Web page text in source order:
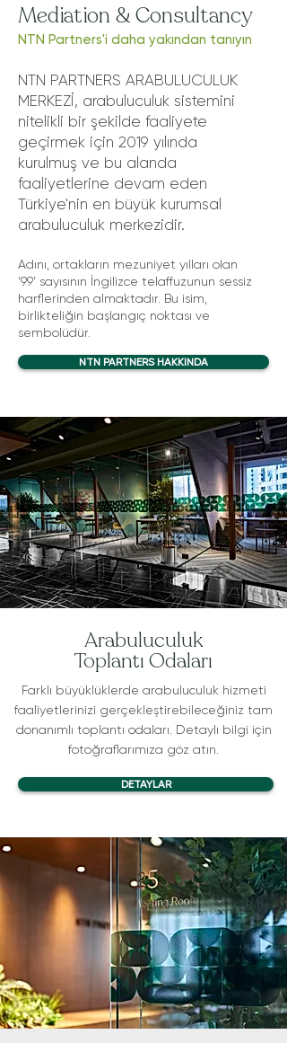
Mediation & Consultancy
NTN Partners'i daha yakından tanıyın
NTN PARTNERS ARABULUCULUK
MERKEZİ, arabuluculuk sistemini
nitelikli bir şekilde faaliyete
geçirmek için 2019 yılında
kurulmuş ve bu alanda
faaliyetlerine devam eden
Türkiye'nin en büyük kurumsal
arabuluculuk merkezidir.
Adını, ortakların mezuniyet yılları olan
‘99’ sayısının İngilizce telaffuzunun sessiz
harflerinden almaktadır. Bu isim,
birlikteliğin başlangıç noktası ve
sembolüdür.
NTN PARTNERS HAKKINDA
Arabuluculuk
Toplantı Odaları
Farklı büyüklüklerde arabuluculuk hizmeti
faaliyetlerinizi gerçekleştirebileceğiniz tam
donanımlı toplantı odaları. Detaylı bilgi için
fotoğraflarımıza göz atın.
DETAYLAR